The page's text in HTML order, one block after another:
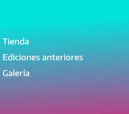
Navegación principal
Tienda
Ediciones anteriores
Galería